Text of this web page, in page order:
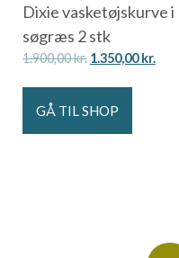
Dixie vasketøjskurve i
søgræs 2 stk
1.900,00kr. 1.350,00kr.
GÅ TIL SHOP